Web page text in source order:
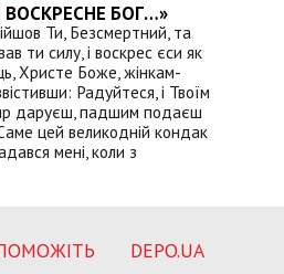
ВОСКРЕСНЕ БОГ…»
Ти, Безсмертний, та
ти силу, і воскрес єси як
Христе Боже, жінкам-
Радуйтеся, і Твоїм
даруєш, падшим подаєш
цей великодній кондак
мені, коли з
DEPO.UA